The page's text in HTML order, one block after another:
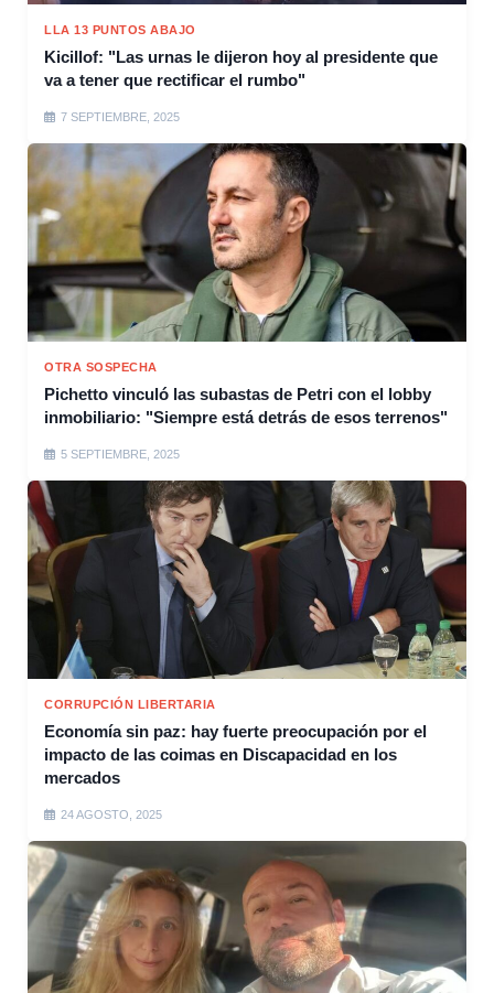
LLA 13 PUNTOS ABAJO
Kicillof: "Las urnas le dijeron hoy al presidente que
va a tener que rectificar el rumbo"
7 SEPTIEMBRE, 2025
OTRA SOSPECHA
Pichetto vinculó las subastas de Petri con el lobby
inmobiliario: "Siempre está detrás de esos terrenos"
5 SEPTIEMBRE, 2025
CORRUPCIÓN LIBERTARIA
Economía sin paz: hay fuerte preocupación por el
impacto de las coimas en Discapacidad en los
mercados
24 AGOSTO, 2025